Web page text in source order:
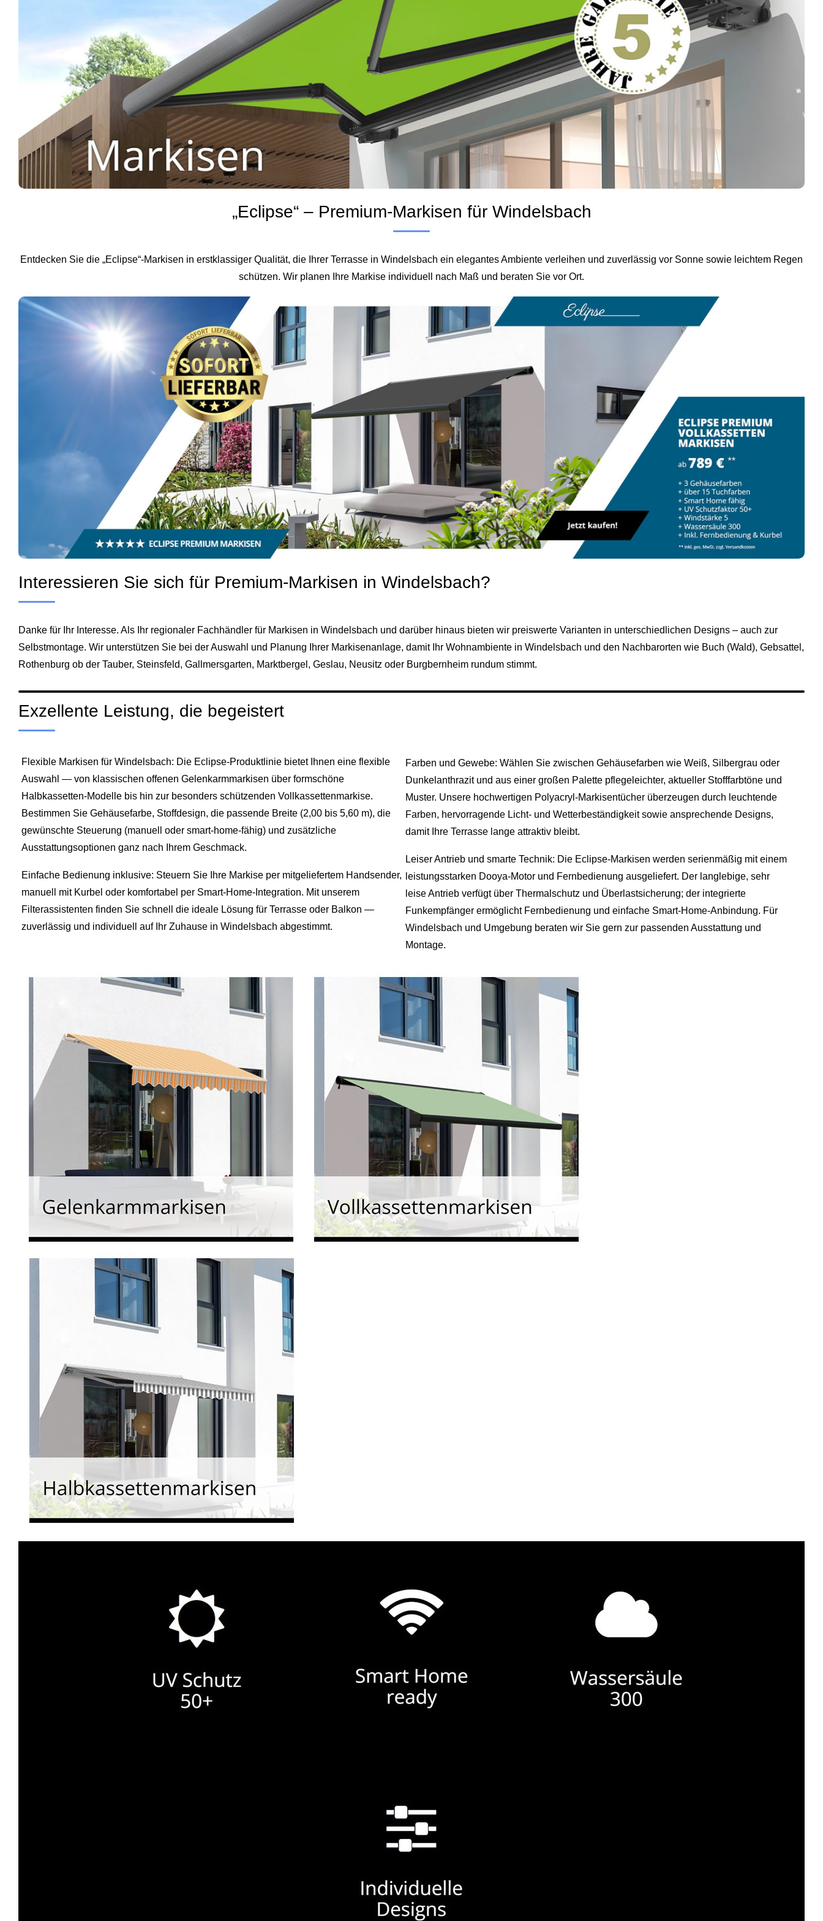
„Eclipse“ – Premium-Markisen für Windelsbach
Entdecken Sie die „Eclipse“-Markisen in erstklassiger Qualität, die Ihrer Terrasse in Windelsbach ein elegantes Ambiente verleihen und zuverlässig vor Sonne sowie leichtem Regen
schützen. Wir planen Ihre Markise individuell nach Maß und beraten Sie vor Ort.
Interessieren Sie sich für Premium-Markisen in Windelsbach?
Danke für Ihr Interesse. Als Ihr regionaler Fachhändler für Markisen in Windelsbach und darüber hinaus bieten wir preiswerte Varianten in unterschiedlichen Designs – auch zur
Selbstmontage. Wir unterstützen Sie bei der Auswahl und Planung Ihrer Markisenanlage, damit Ihr Wohnambiente in Windelsbach und den Nachbarorten wie Buch (Wald), Gebsattel,
Rothenburg ob der Tauber, Steinsfeld, Gallmersgarten, Marktbergel, Geslau, Neusitz oder Burgbernheim rundum stimmt.
Exzellente Leistung, die begeistert
Flexible Markisen für Windelsbach: Die Eclipse-Produktlinie bietet Ihnen eine flexible
Auswahl — von klassischen offenen Gelenkarmmarkisen über formschöne
Halbkassetten-Modelle bis hin zur besonders schützenden Vollkassettenmarkise.
Bestimmen Sie Gehäusefarbe, Stoffdesign, die passende Breite (2,00 bis 5,60 m), die
gewünschte Steuerung (manuell oder smart-home-fähig) und zusätzliche
Ausstattungsoptionen ganz nach Ihrem Geschmack.
Einfache Bedienung inklusive: Steuern Sie Ihre Markise per mitgeliefertem Handsender,
manuell mit Kurbel oder komfortabel per Smart-Home-Integration. Mit unserem
Filterassistenten finden Sie schnell die ideale Lösung für Terrasse oder Balkon —
zuverlässig und individuell auf Ihr Zuhause in Windelsbach abgestimmt.
Farben und Gewebe: Wählen Sie zwischen Gehäusefarben wie Weiß, Silbergrau oder
Dunkelanthrazit und aus einer großen Palette pflegeleichter, aktueller Stofffarbtöne und
Muster. Unsere hochwertigen Polyacryl-Markisentücher überzeugen durch leuchtende
Farben, hervorragende Licht- und Wetterbeständigkeit sowie ansprechende Designs,
damit Ihre Terrasse lange attraktiv bleibt.
Leiser Antrieb und smarte Technik: Die Eclipse-Markisen werden serienmäßig mit einem
leistungsstarken Dooya-Motor und Fernbedienung ausgeliefert. Der langlebige, sehr
leise Antrieb verfügt über Thermalschutz und Überlastsicherung; der integrierte
Funkempfänger ermöglicht Fernbedienung und einfache Smart-Home-Anbindung. Für
Windelsbach und Umgebung beraten wir Sie gern zur passenden Ausstattung und
Montage.